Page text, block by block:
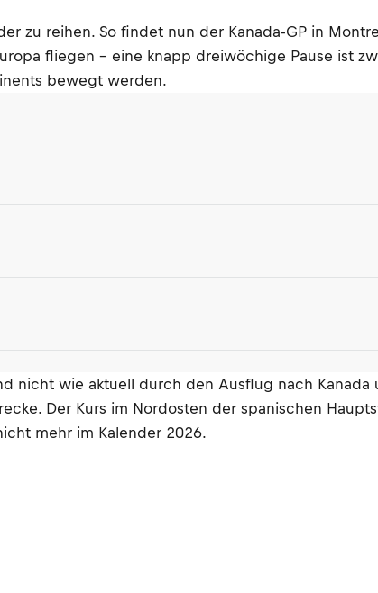
zu reihen. So findet nun der Kanada-GP in
fliegen – eine knapp dreiwöchige Pause ist
bewegt werden.
nicht wie aktuell durch den Ausflug nach Kanada
Der Kurs im Nordosten der spanischen
mehr im Kalender 2026.